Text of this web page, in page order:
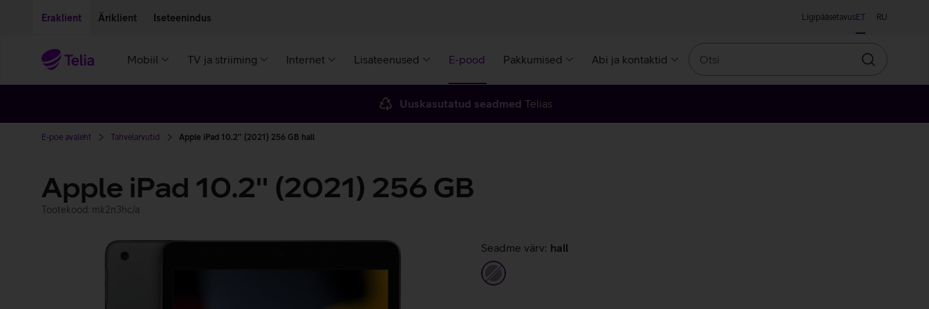
Eraklient Äriklient Iseteenindus LigipääsetavusET RU
Mobiil TV ja striiming Internet Lisateenused E-pood Pakkumised Abi ja kontaktid
Otsin
Uuskasutatud seadmed Telias
E-poe avaleht Tahvelarvutid Apple iPad 10.2'' (2021) 256 GB hall
Apple iPad 10.2'' (2021) 256 GB
Tootekood: mk2n3hc/a
Seadme värv: hall
hall